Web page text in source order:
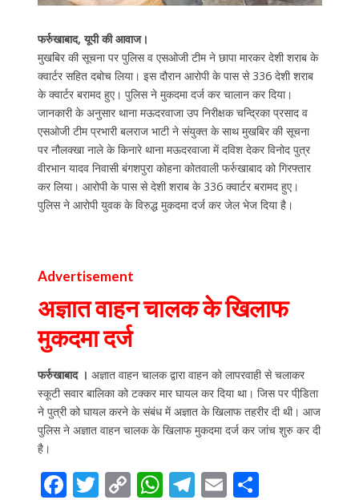
फर्रुखाबाद, यूपी की आवाज।
मुखबिर की सूचना पर पुलिस व एसओजी टीम ने छापा मारकर देशी शराब के
क्वार्टर सहित दबोच लिया। इस दौरान आरोपी के पास से 336 देशी शराब
के क्वार्टर बरामद हुए। पुलिस ने मुकदमा दर्ज कर चालान कर दिया।
जानकारी के अनुसार थाना मऊदरवाजा उप निरीक्षक चन्द्रिका प्रसाद व
एसओजी टीम प्रभारी बलराज भाटी ने संयुक्त के साथ मुखबिर की सूचना
पर नौलक्खा नाले के किनारे थाना मऊदरवाजा में दविश देकर विनोद पुत्र
वीरभान यादव निवासी बंगशपुरा कोहना कोतवाली फर्रुखाबाद को गिरफ्तार
कर लिया। आरोपी के पास से देशी शराब के 336 क्वार्टर बरामद हुए।
पुलिस ने आरोपी युवक के विरुद्ध मुकदमा दर्ज कर जेल भेज दिया है।
Advertisement
अज्ञात वाहन चालक के खिलाफ
मुकदमा दर्ज
फर्रुखाबाद । अज्ञात वाहन चालक द्वारा वाहन को लापरवाही से चलाकर
स्कूटी सवार बालिका को टक्कर मार घायल कर दिया था। जिस पर पीडि़ता
ने पुत्री को घायल करने के संबंध में अज्ञात के खिलाफ तहरीर दी थी। आज
पुलिस ने अज्ञात वाहन चालक के खिलाफ मुकदमा दर्ज कर जांच शुरु कर दी
है।
F T C W T E S